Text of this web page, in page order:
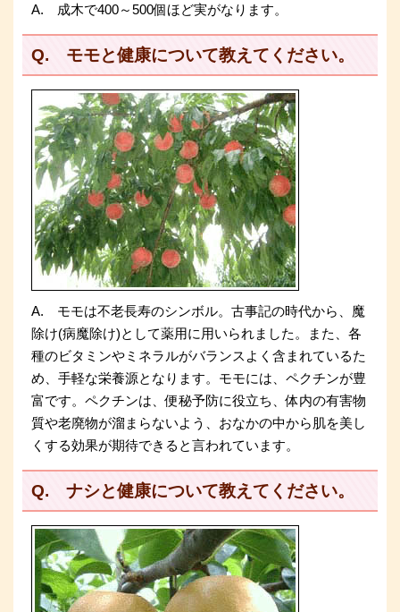
A. 成木で400～500個ほど実がなります。
Q. モモと健康について教えてください。
A. モモは不老長寿のシンボル。古事記の時代から、魔
除け(病魔除け)として薬用に用いられました。また、各
種のビタミンやミネラルがバランスよく含まれているた
め、手軽な栄養源となります。モモには、ペクチンが豊
富です。ペクチンは、便秘予防に役立ち、体内の有害物
質や老廃物が溜まらないよう、おなかの中から肌を美し
くする効果が期待できると言われています。
Q. ナシと健康について教えてください。